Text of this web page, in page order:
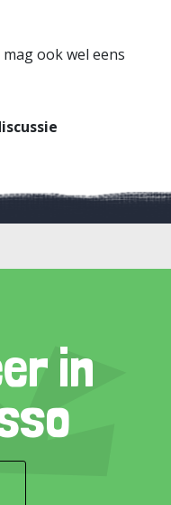
ook wel eens
in